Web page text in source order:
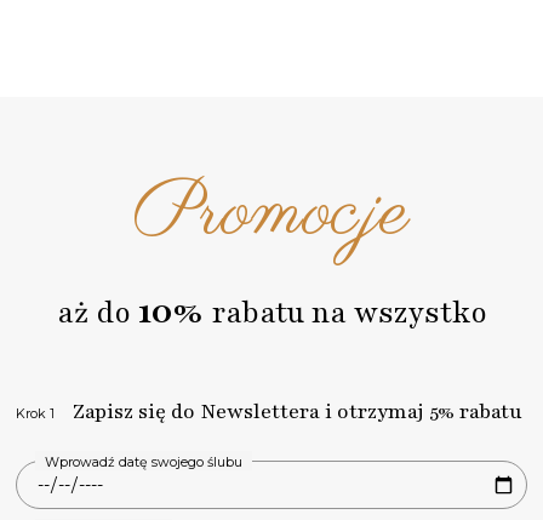
Promocje
aż do 10% rabatu na wszystko
Krok 1 Zapisz się do Newslettera i otrzymaj 5% rabatu
Wprowadź datę swojego ślubu